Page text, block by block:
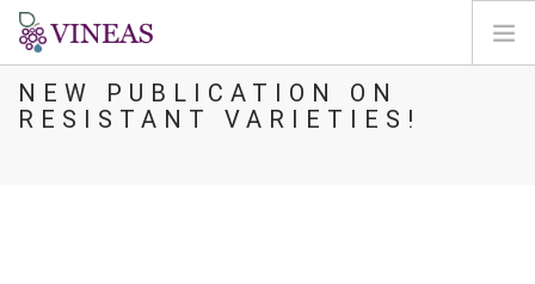
PÁGINA INICIAL
NEW PUBLICATION ON
RESISTANT VARIETIES!